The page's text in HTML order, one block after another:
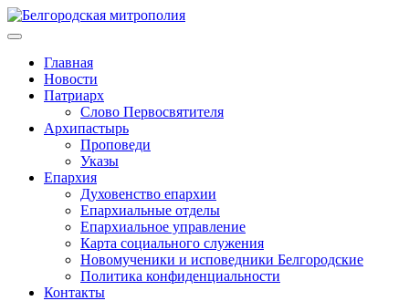
Главная
Новости
Патриарх
Слово Первосвятителя
Архипастырь
Проповеди
Указы
Епархия
Духовенство епархии
Епархиальные отделы
Епархиальное управление
Карта социального служения
Новомученики и исповедники Белгородские
Политика конфиденциальности
Контакты